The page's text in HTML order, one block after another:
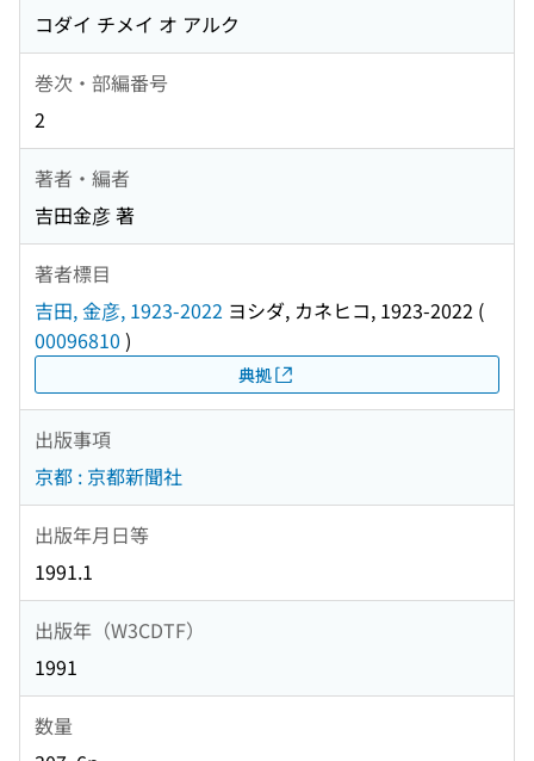
コダイ チメイ オ アルク
巻次・部編番号
2
著者・編者
吉田金彦 著
著者標目
吉田, 金彦, 1923-2022 ヨシダ, カネヒコ, 1923-2022 (
00096810 )
典拠
出版事項
京都 : 京都新聞社
出版年月日等
1991.1
出版年（W3CDTF）
1991
数量